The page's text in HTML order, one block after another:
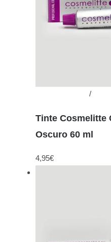
/
Tinte Cosmelitte
Oscuro 60 ml
4,95€